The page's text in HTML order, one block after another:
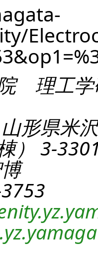
理工学
形県米
） 3-